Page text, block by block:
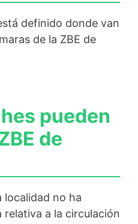
definido donde van
de la ZBE de
pueden
de
localidad no ha
a la circulación